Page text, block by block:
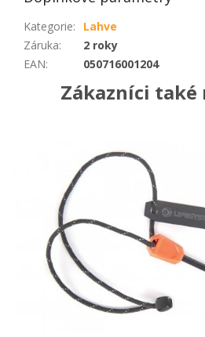
Kategorie:
Lahve
Záruka:
2 roky
EAN: 050716001204
Zákazníci